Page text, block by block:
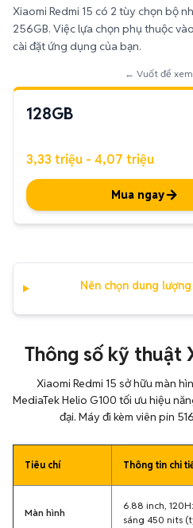
Xiaomi Redmi 15 có 2 tùy chọn bộ
256GB. Việc lựa chọn phụ thuộc
cài đặt ứng dụng của bạn.
← Vuốt để
128GB
3,33 triệu - 4,07 triệu
Mua ngay
Nên chọn dung
Thông số kỹ thuật
Xiaomi Redmi 15 sở hữu màn
MediaTek Helio G100 tối ưu hiệu
đại. Máy đi kèm viên pin
Tiêu chí Thông tin chi
Màn hình
6.88 inch,
sáng 450 nits